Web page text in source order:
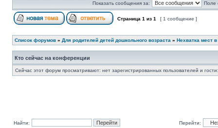
Показать сообщения за: Поле
Страница 1 из 1 [ 1 сообщение ]
Список форумов » Для родителей детей дошкольного возраста » Нехватка мест
Кто сейчас на конференции
Сейчас этот форум просматривают: нет зарегистрированных пользователей и
Найти:
Перейти: